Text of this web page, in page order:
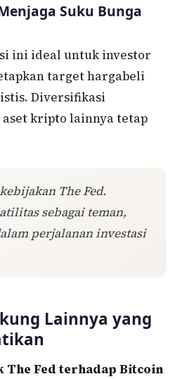
Suku Bunga
ini ideal untuk investor
target hargabeli
Diversifikasi
kripto lainnya tetap
The Fed.
sebagai teman,
perjalanan investasi
Lainnya yang
The Fed terhadap Bitcoin